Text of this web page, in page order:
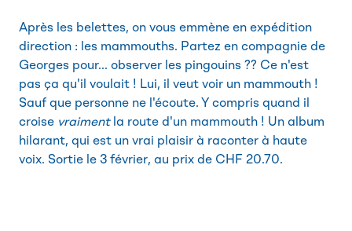
Après les belettes, on vous emmène en expédition
direction : les mammouths. Partez en compagnie de
Georges pour... observer les pingouins ?? Ce n'est
pas ça qu'il voulait ! Lui, il veut voir un mammouth !
Sauf que personne ne l'écoute. Y compris quand il
croise vraimentla route d'un mammouth ! Un album
hilarant, qui est un vrai plaisir à raconter à haute
voix. Sortie le 3 février, au prix de CHF 20.70.